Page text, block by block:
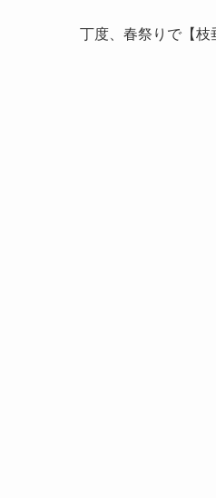
丁度、春祭りで【枝